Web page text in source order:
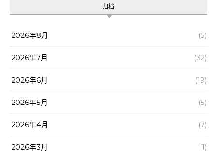
归档
2026年8月 (5)
2026年7月 (32)
2026年6月 (19)
2026年5月 (5)
2026年4月 (7)
2026年3月 (1)